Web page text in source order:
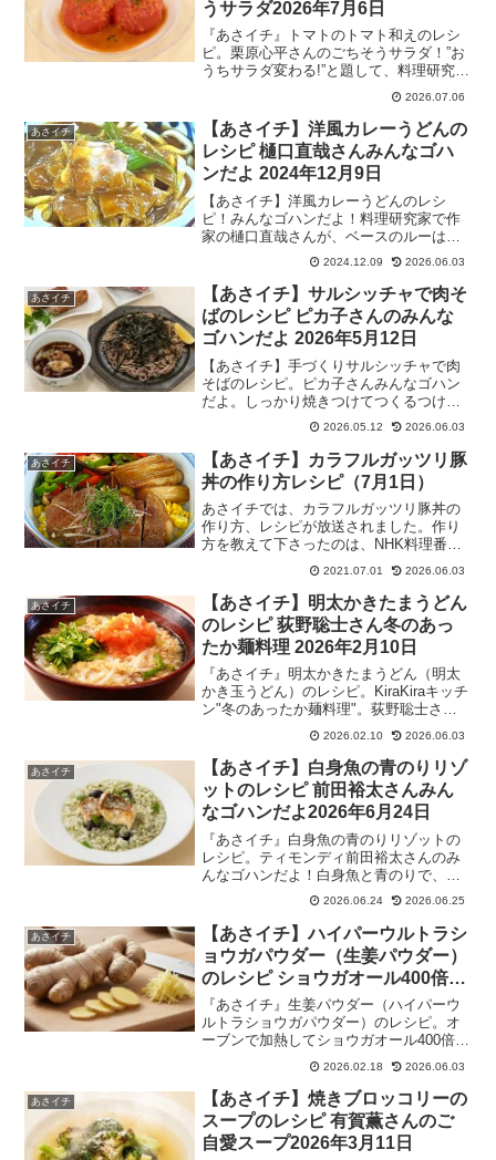
うサラダ2026年7月6日
『あさイチ』トマトのトマト和えのレシ
ピ。栗原心平さんのごちそうサラダ！”お
うちサラダ変わる!”と題して、料理研究家
の栗原心平さんがライブでご馳走サラダ
を披露！サラダに合う意外な野菜＆魔法
のドレッシングなども。2026年7月6日
2026.07.06
あさイチ
【あさイチ】洋風カレーうどんの
レシピ 樋口直哉さんみんなゴハ
ンだよ 2024年12月9日
【あさイチ】洋風カレーうどんのレシ
ピ！みんなゴハンだよ！料理研究家で作
家の樋口直哉さんが、ベースのルーは、
小麦粉とサラダ油を炒め、カレー粉で作
るカレールーでさらりとした口どけのよ
いとろみに、風味とコクがプラスされた
ワンランク上のカレーうどんです。
2024.12.09 2026.06.03
あさイチ
【あさイチ】サルシッチャで肉そ
ばのレシピ ピカ子さんのみんな
ゴハンだよ 2026年5月12日
【あさイチ】手づくりサルシッチャで肉
そばのレシピ。ピカ子さんみんなゴハン
だよ。しっかり焼きつけてつくるつけ汁
は、かも肉のようなコクが出て、奥行き
のある味に！ハーブやスパイスをきかせ
たイタリアの生肉ソーセージ「サルシッ
チャ」を、ラップでくるむだけで作れる
サルシッチャと、そのアレンジレシピを
伝授！2026年5月12日
2026.05.12 2026.06.03
あさイチ
【あさイチ】カラフルガッツリ豚
丼の作り方レシピ（7月1日）
あさイチでは、カラフルガッツリ豚丼の
作り方、レシピが放送されました。作り
方を教えて下さったのは、NHK料理番組
助手でフードコーディネーターの神戸良
子（かんべりょうこ）さんです。あさイ
チのみんな！ゴハンだよのコーナーで紹
介された、カラフルガッツリ豚丼の作り
方、レシピをまとめます。
2021.07.01 2026.06.03
あさイチ
【あさイチ】明太かきたまうどん
のレシピ 荻野聡士さん冬のあっ
たか麺料理 2026年2月10日
『あさイチ』明太かきたまうどん（明太
かき玉うどん）のレシピ。KiraKiraキッチ
ン"冬のあったか麺料理"。荻野聡士さん
の。和洋中の一流シェフが大東駿介さん
に簡単に作れるあったか麺を伝授！2026
年2月10日
2026.02.10 2026.06.03
あさイチ
【あさイチ】白身魚の青のりリゾ
ットのレシピ 前田裕太さんみん
なゴハンだよ2026年6月24日
『あさイチ』白身魚の青のりリゾットの
レシピ。ティモンディ前田裕太さんのみ
んなゴハンだよ！白身魚と青のりで、ほ
んのり磯の香りがする、夏にもおすすめ
のリゾット。冷凍ご飯をレンチンした後
に水でしっかり洗うと、ねっとりせず歯
ごたえのある本格的な仕上がりに！料理
も特技の一つ！前田さんのレシピです。
2026年6月24日
2026.06.24 2026.06.25
あさイチ
【あさイチ】ハイパーウルトラシ
ョウガパウダー（生姜パウダー）
のレシピ ショウガオール400倍！
しょうが革命2026年2月18日
『あさイチ』生姜パウダー（ハイパーウ
ルトラショウガパウダー）のレシピ。オ
ーブンで加熱してショウガオール400倍！
しょうが革命と題して、冷え性・花粉症
対策にもなる、ショウガパウダーの作り
方や、生姜活用法を特集。2026年2月18
日ポカポカになる成分ショウガオールが
400倍になる⁉︎ショウガパウダー
2026.02.18 2026.06.03
あさイチ
【あさイチ】焼きブロッコリーの
スープのレシピ 有賀薫さんのご
自愛スープ2026年3月11日